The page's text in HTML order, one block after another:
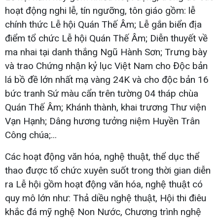
hoạt động nghi lễ, tín ngưỡng, tôn giáo gồm: lễ
chính thức Lễ hội Quán Thế Âm; Lễ gắn biển địa
điểm tổ chức Lễ hội Quán Thế Âm; Diễn thuyết về
ma nhai tại danh thắng Ngũ Hành Sơn; Trưng bày
và trao Chứng nhận kỷ lục Việt Nam cho Độc bản
lá bồ đề lớn nhất mạ vàng 24K và cho độc bản 16
bức tranh Sứ màu cẩn trên tường 04 tháp chùa
Quán Thế Âm; Khánh thành, khai trương Thư viện
Vạn Hạnh; Dâng hương tưởng niệm Huyền Trân
Công chúa;...
Các hoạt động văn hóa, nghệ thuật, thể dục thể
thao được tổ chức xuyên suốt trong thời gian diễn
ra Lễ hội gồm hoạt động văn hóa, nghệ thuật có
quy mô lớn như: Thả diều nghệ thuật, Hội thi điêu
khắc đá mỹ nghệ Non Nước, Chương trình nghệ